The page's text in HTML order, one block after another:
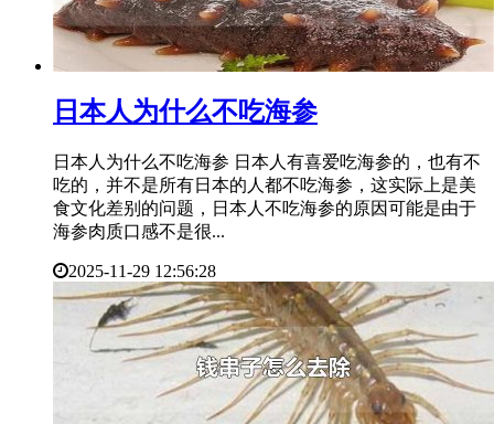
​日本人为什么不吃海参
日本人为什么不吃海参 日本人有喜爱吃海参的，也有不
吃的，并不是所有日本的人都不吃海参，这实际上是美
食文化差别的问题，日本人不吃海参的原因可能是由于
海参肉质口感不是很...
2025-11-29 12:56:28